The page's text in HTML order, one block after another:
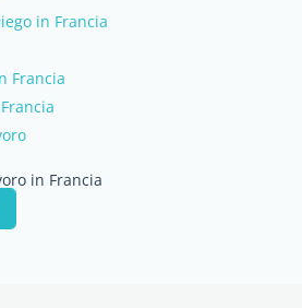
in Francia
Francia
in Francia